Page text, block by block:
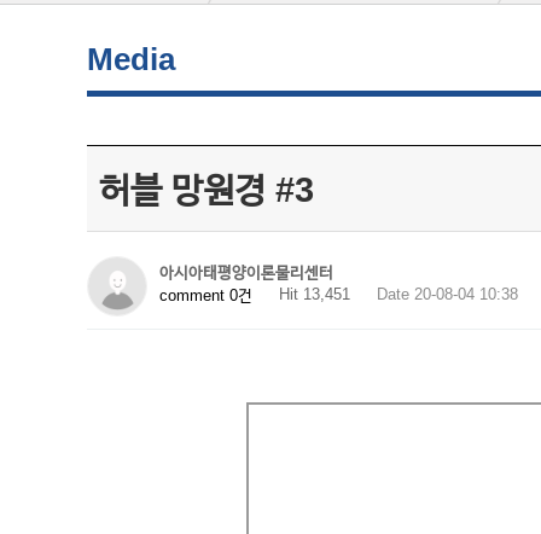
Media
허블 망원경 #3
아시아태평양이론물리센터
comment 0건
Hit 13,451 Date 20-08-04 10:38